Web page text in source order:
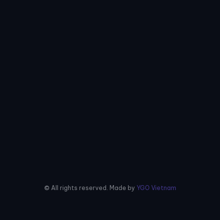
© All rights reserved. Made by YGO Vietnam